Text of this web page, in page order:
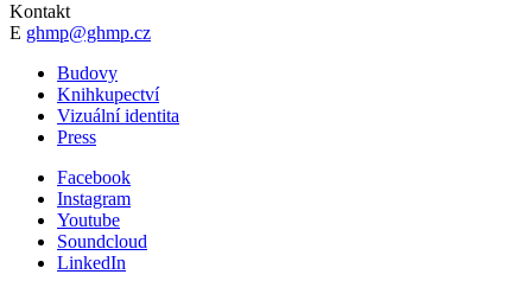
Kontakt
E ghmp@ghmp.cz
Budovy
Knihkupectví
Vizuální identita
Press
Facebook
Instagram
Youtube
Soundcloud
LinkedIn